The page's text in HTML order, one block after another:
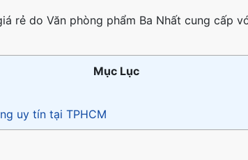
rẻ do Văn phòng phẩm Ba Nhất cung cấp
Mục Lục
uy tín tại TPHCM